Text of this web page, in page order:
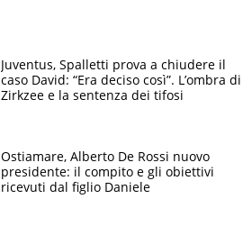
Juventus, Spalletti prova a chiudere il
caso David: “Era deciso così”. L’ombra di
Zirkzee e la sentenza dei tifosi
Ostiamare, Alberto De Rossi nuovo
presidente: il compito e gli obiettivi
ricevuti dal figlio Daniele